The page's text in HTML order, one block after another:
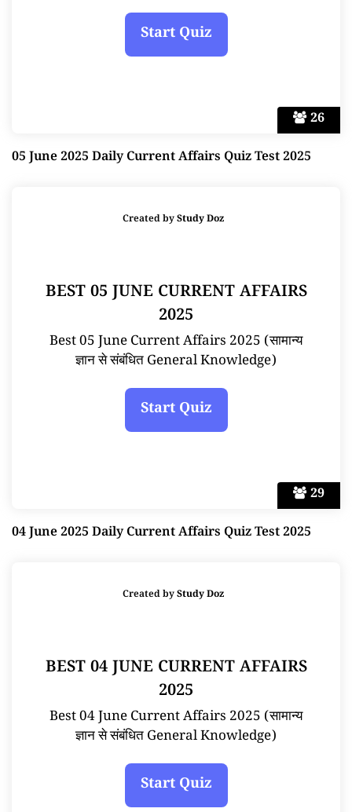
26
05 June 2025 Daily Current Affairs Quiz Test 2025
29
Created byStudy Doz
BEST 05 JUNE CURRENT AFFAIRS
2025
Best 05 June Current Affairs 2025 (सामान्य
ज्ञान से संबंधित General Knowledge)
04 June 2025 Daily Current Affairs Quiz Test 2025
Created byStudy Doz
BEST 04 JUNE CURRENT AFFAIRS
2025
Best 04 June Current Affairs 2025 (सामान्य
ज्ञान से संबंधित General Knowledge)